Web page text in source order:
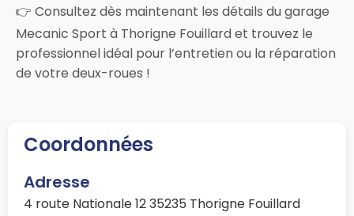
👉 Consultez dès maintenant les détails du garage
Mecanic Sport à Thorigne Fouillard et trouvez le
professionnel idéal pour l’entretien ou la réparation
de votre deux-roues !
Coordonnées
Adresse
4 route Nationale 12 35235 Thorigne Fouillard